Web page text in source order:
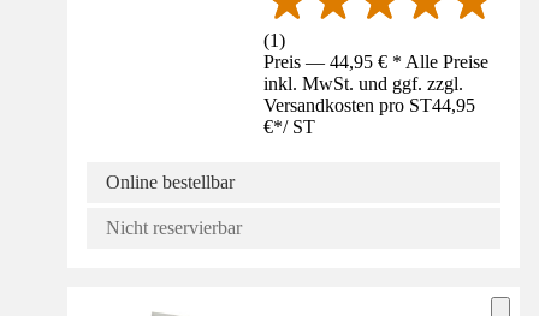
(1)
Preis — 44,95 € * Alle Preise
inkl. MwSt. und ggf. zzgl.
Versandkosten pro ST44,95
€*/ ST
Online bestellbar
Nicht reservierbar